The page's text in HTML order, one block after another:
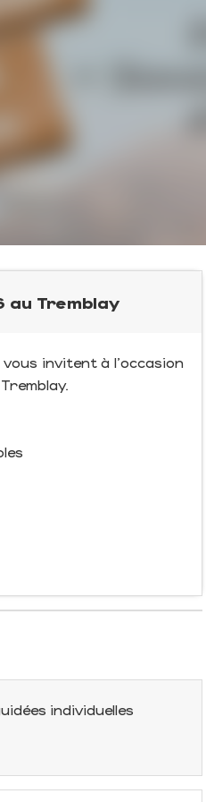
au Tremblay
invitent à l'occasion
individuelles